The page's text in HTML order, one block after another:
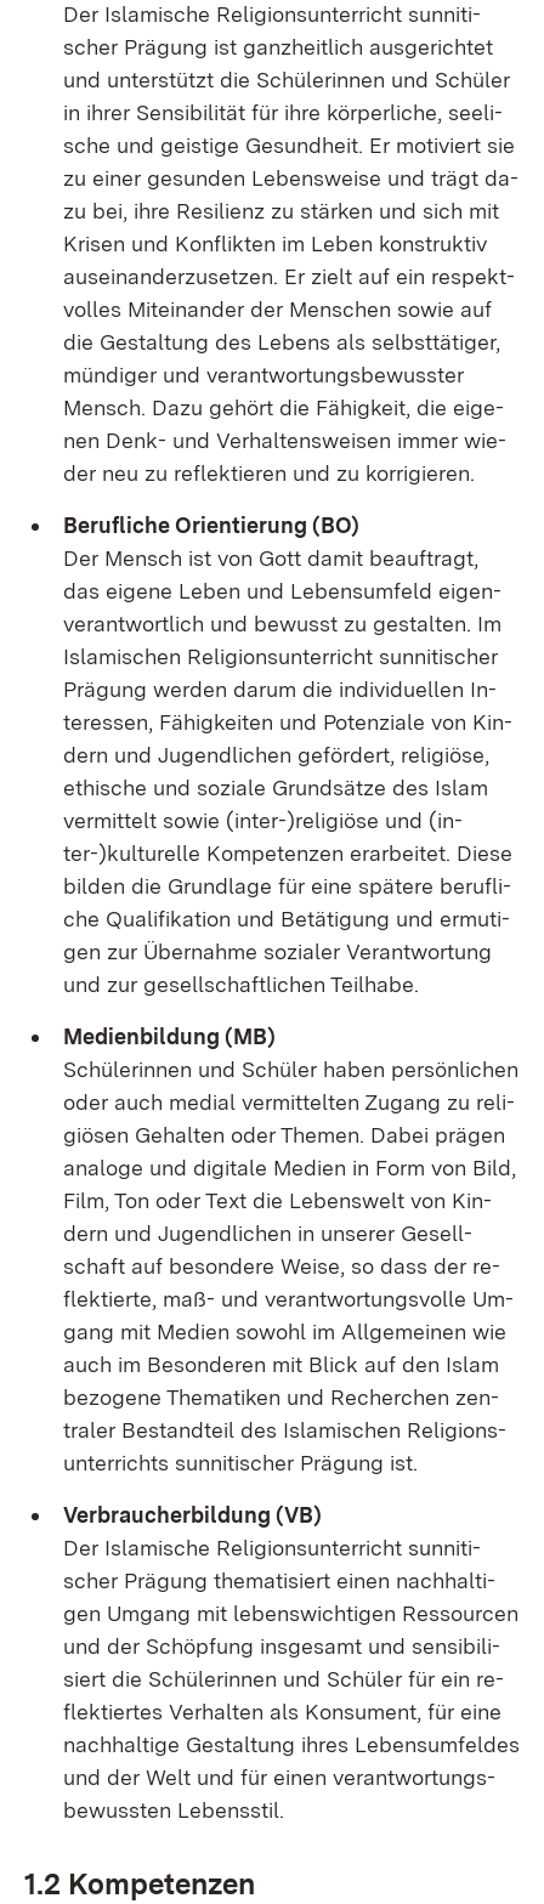
Der Is­la­mi­sche Re­li­gi­ons­un­ter­richt sun­ni­ti­
scher Prä­gung ist ganz­heit­lich aus­ge­rich­tet
und un­ter­stützt die Schü­le­rin­nen und Schü­ler
in ih­rer Sen­si­bi­li­tät für ih­re kör­per­li­che, see­li­
sche und geis­ti­ge Ge­sund­heit. Er mo­ti­viert sie
zu ei­ner ge­sun­den Le­bens­wei­se und trägt da­
zu bei, ih­re Resi­li­enz zu stär­ken und sich mit
Kri­sen und Kon­flik­ten im Le­ben kon­struk­tiv
aus­ein­an­der­zu­set­zen. Er zielt auf ein re­spekt­
vol­les Mit­ein­an­der der Men­schen so­wie auf
die Ge­stal­tung des Le­bens als selbst­tä­ti­ger,
mün­di­ger und ver­ant­wor­tungs­be­wuss­ter
Mensch. Da­zu ge­hört die Fä­hig­keit, die ei­ge­
nen Denk- und Ver­hal­tens­wei­sen im­mer wie­
der neu zu re­flek­tie­ren und zu kor­ri­gie­ren.
Be­ruf­li­che Ori­en­tie­rung (BO)
Der Mensch ist von Gott da­mit be­auf­tragt,
das ei­ge­ne Le­ben und Lebens­um­feld ei­gen­
ver­ant­wort­lich und be­wusst zu ge­stal­ten. Im
Is­la­mi­schen Re­li­gi­ons­un­ter­richt sun­ni­ti­scher
Prä­gung wer­den dar­um die in­di­vi­du­el­len In­
ter­es­sen, Fä­hig­kei­ten und Po­ten­zia­le von Kin­
dern und Ju­gend­li­chen ge­för­dert, re­li­giö­se,
ethi­sche und so­zia­le Grund­sät­ze des Is­lam
ver­mit­telt so­wie (in­ter-)re­li­giö­se und (in­
ter-)kul­tu­rel­le Kom­pe­ten­zen er­ar­bei­tet. Die­se
bil­den die Grund­la­ge für ei­ne spä­te­re be­ruf­li­
che Qua­li­fi­ka­ti­on und Be­tä­ti­gung und er­mu­ti­
gen zur Über­nah­me so­zia­ler Ver­ant­wor­tung
und zur ge­sell­schaft­li­chen Teil­ha­be.
Me­di­en­bil­dung (MB)
Schü­le­rin­nen und Schü­ler ha­ben per­sön­li­chen
oder auch me­di­al ver­mit­tel­ten Zu­gang zu re­li­
giö­sen Ge­hal­ten oder The­men. Da­bei prä­gen
ana­lo­ge und di­gi­ta­le Me­di­en in Form von Bild,
Film, Ton oder Text die Le­bens­welt von Kin­
dern und Ju­gend­li­chen in un­se­rer Ge­sell­
schaft auf be­son­de­re Wei­se, so dass der re­
flek­tier­te, maß- und ver­ant­wor­tungs­vol­le Um­
gang mit Me­di­en so­wohl im All­ge­mei­nen wie
auch im Be­son­de­ren mit Blick auf den Is­lam
be­zo­ge­ne The­ma­ti­ken und Re­cher­chen zen­
tra­ler Be­stand­teil des Is­la­mi­schen Re­li­gi­ons­
un­ter­richts sun­ni­ti­scher Prä­gung ist.
Ver­brau­cher­bil­dung (VB)
Der Is­la­mi­sche Re­li­gi­ons­un­ter­richt sun­ni­ti­
scher Prä­gung the­ma­ti­siert ei­nen nach­hal­ti­
gen Um­gang mit le­bens­wich­ti­gen Res­sour­cen
und der Schöp­fung ins­ge­samt und sen­si­bi­li­
siert die Schü­le­rin­nen und Schü­ler für ein re­
flek­tier­tes Ver­hal­ten als Kon­su­ment, für ei­ne
nach­hal­ti­ge Ge­stal­tung ih­res Le­bens­um­fel­des
und der Welt und für ei­nen ver­ant­wor­tungs­
be­wuss­ten Le­bens­stil.
1.2 Kom­pe­ten­zen